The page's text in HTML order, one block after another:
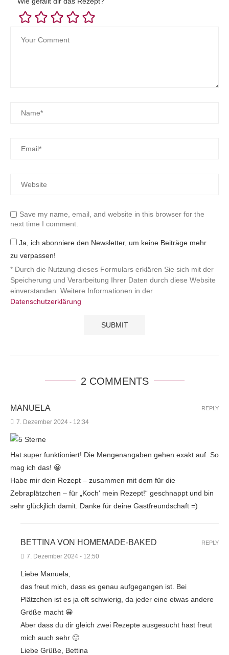
Save my name, email, and website in this browser for the
next time I comment.
Ja, ich abonniere den Newsletter, um keine Beiträge mehr
zu verpassen!
* Durch die Nutzung dieses Formulars erklären Sie sich mit der
Speicherung und Verarbeitung Ihrer Daten durch diese Website
einverstanden. Weitere Informationen in der
Datenschutzerklärung
2 COMMENTS
MANUELA
7. Dezember 2024 - 12:34
Hat super funktioniert! Die Mengenangaben gehen exakt auf. So
mag ich das! 😀
Habe mir dein Rezept – zusammen mit dem für die
Zebraplätzchen – für „Koch‘ mein Rezept!“ geschnappt und bin
sehr glückjlich damit. Danke für deine Gastfreundschaft =)
REPLY
BETTINA VON HOMEMADE-BAKED
7. Dezember 2024 - 12:50
Liebe Manuela,
das freut mich, dass es genau aufgegangen ist. Bei
Plätzchen ist es ja oft schwierig, da jeder eine etwas andere
Größe macht 😀
Aber dass du dir gleich zwei Rezepte ausgesucht hast freut
mich auch sehr 🙂
Liebe Grüße, Bettina
REPLY